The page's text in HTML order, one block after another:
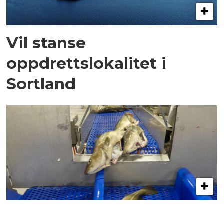
Vil stanse
oppdrettslokalitet i
Sortland